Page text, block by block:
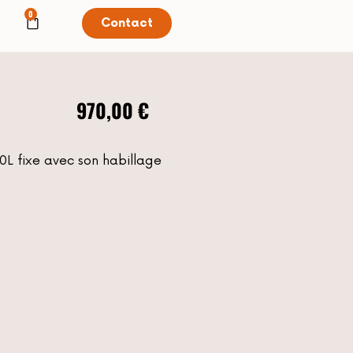
0
Contact
970,00€
fixe avec son habillage